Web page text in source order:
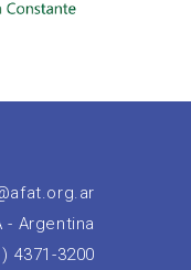
- Argentina
4371-3200